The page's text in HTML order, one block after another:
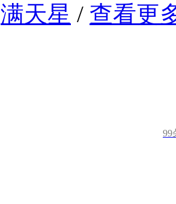
满天星 / 查看更
99